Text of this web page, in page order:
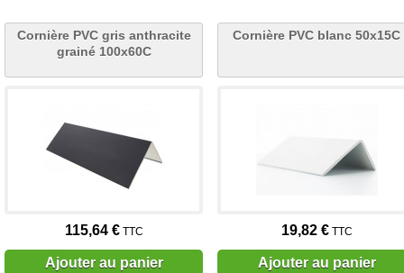
Cornière PVC gris anthracite
grainé 100x60C
115,64 €TTC
Ajouter au panier
Cornière PVC blanc 50x15C
19,82 €TTC
Ajouter au panier